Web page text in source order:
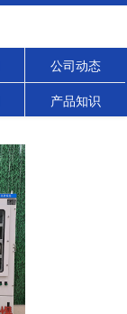
公司动态
产品知识